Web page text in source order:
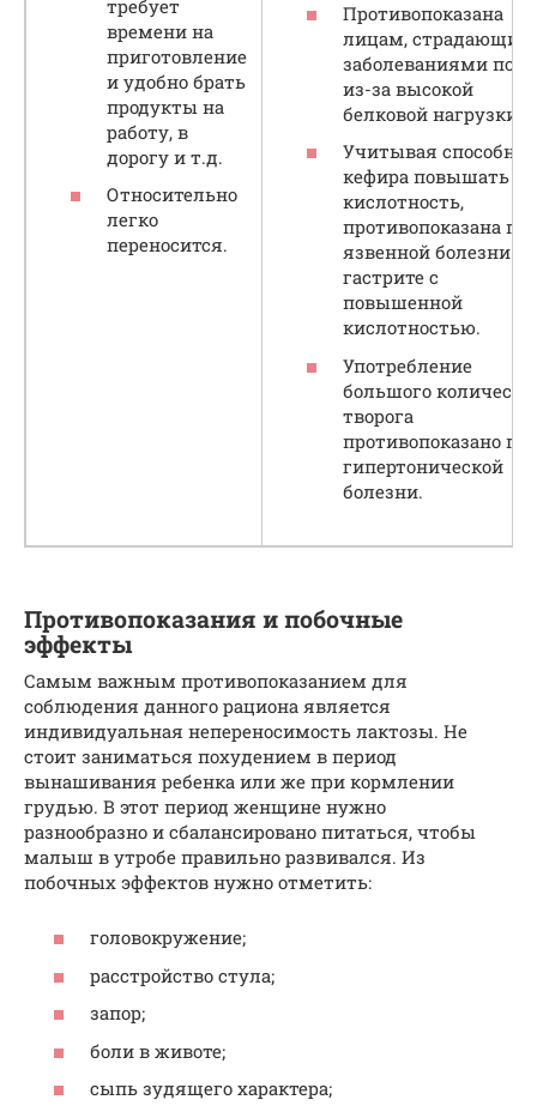
требует
времени на
приготовление
и удобно брать
продукты на
работу, в
дорогу и т.д.
Относительно
легко
переносится.
Противопоказана
лицам, страдающим
заболеваниями
из-за высокой
белковой нагрузки.
Учитывая
кефира повышать
кислотность,
противопоказана
язвенной болезни и
гастрите с
повышенной
кислотностью.
Употребление
большого
творога
противопоказано
гипертонической
болезни.
Противопоказания и побочные
эффекты
Самым важным противопоказанием для
соблюдения данного рациона является
индивидуальная непереносимость лактозы. Не
стоит заниматься похудением в период
вынашивания ребенка или же при кормлении
грудью. В этот период женщине нужно
разнообразно и сбалансировано питаться, чтобы
малыш в утробе правильно развивался. Из
побочных эффектов нужно отметить:
головокружение;
расстройство стула;
запор;
боли в животе;
сыпь зудящего характера;